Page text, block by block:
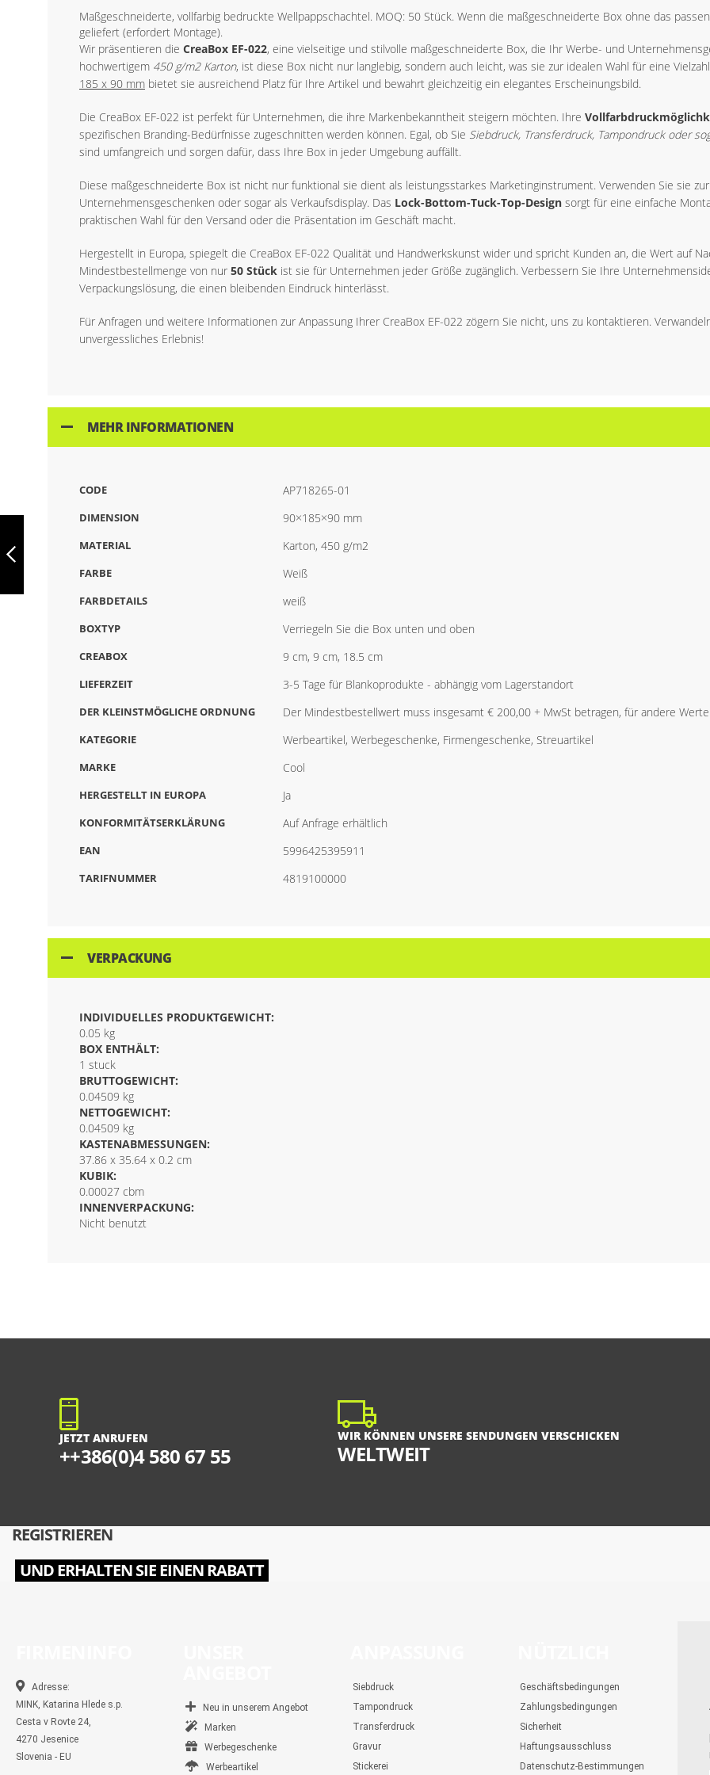
CREABOX EF-021,
Maßgeschneiderte, vollfarbig bedruckte Wellpappschachtel. MOQ: 50 Stück. Wenn die maßgeschneiderte Box ohne das
geliefert (erfordert Montage).
Wir präsentieren die CreaBox EF-022, eine vielseitige und stilvolle maßgeschneiderte Box, die Ihr Werbe- und
hochwertigem 450 g/m2 Karton, ist diese Box nicht nur langlebig, sondern auch leicht, was sie zur idealen Wahl für eine
185 x 90 mm bietet sie ausreichend Platz für Ihre Artikel und bewahrt gleichzeitig ein elegantes Erscheinungsbild.
Die CreaBox EF-022 ist perfekt für Unternehmen, die ihre Markenbekanntheit steigern möchten. Ihre
spezifischen Branding-Bedürfnisse zugeschnitten werden können. Egal, ob Sie Siebdruck, Transferdruck, Tampondruck oder
sind umfangreich und sorgen dafür, dass Ihre Box in jeder Umgebung auffällt.
Diese maßgeschneiderte Box ist nicht nur funktional sie dient als leistungsstarkes Marketinginstrument. Verwenden Sie sie
Unternehmensgeschenken oder sogar als Verkaufsdisplay. Das Lock-Bottom-Tuck-Top-Design sorgt für eine einfache
praktischen Wahl für den Versand oder die Präsentation im Geschäft macht.
Hergestellt in Europa, spiegelt die CreaBox EF-022 Qualität und Handwerkskunst wider und spricht Kunden an, die Wert auf
Mindestbestellmenge von nur 50 Stück ist sie für Unternehmen jeder Größe zugänglich. Verbessern Sie Ihre
Verpackungslösung, die einen bleibenden Eindruck hinterlässt.
Für Anfragen und weitere Informationen zur Anpassung Ihrer CreaBox EF-022 zögern Sie nicht, uns zu kontaktieren.
unvergessliches Erlebnis!
MEHR INFORMATIONEN
CODE AP718265-01
DIMENSION 90×185×90 mm
MATERIAL Karton, 450 g/m2
FARBE Weiß
FARBDETAILS weiß
BOXTYP Verriegeln Sie die Box unten und oben
CREABOX 9 cm, 9 cm, 18.5 cm
LIEFERZEIT 3-5 Tage für Blankoprodukte - abhängig vom Lagerstandort
DER KLEINSTMÖGLICHE ORDNUNG Der Mindestbestellwert muss insgesamt € 200,00 + MwSt betragen, für andere
KATEGORIE Werbeartikel, Werbegeschenke, Firmengeschenke, Streuartikel
MARKE Cool
HERGESTELLT IN EUROPA Ja
KONFORMITÄTSERKLÄRUNG Auf Anfrage erhältlich
EAN 5996425395911
TARIFNUMMER 4819100000
VERPACKUNG
INDIVIDUELLES PRODUKTGEWICHT:
0.05 kg
BOX ENTHÄLT:
1 stuck
BRUTTOGEWICHT:
0.04509 kg
NETTOGEWICHT:
0.04509 kg
KASTENABMESSUNGEN:
37.86 x 35.64 x 0.2 cm
KUBIK:
0.00027 cbm
INNENVERPACKUNG:
Nicht benutzt
JETZT ANRUFEN
++386(0)4 580 67 55
WIR KÖNNEN UNSERE SENDUNGEN VERSCHICKEN
WELTWEIT
REGISTRIEREN
UND ERHALTEN SIE EINEN RABATT
Adresse:
MINK, Katarina Hlede s.p.
Cesta v Rovte 24,
4270 Jesenice
Slovenia - EU
Neu in unserem Angebot
Marken
Werbegeschenke
Werbeartikel
Siebdruck
Tampondruck
Transferdruck
Gravur
Stickerei
Geschäftsbedingungen
Zahlungsbedingungen
Sicherheit
Haftungsausschluss
Datenschutz-Bestimmungen